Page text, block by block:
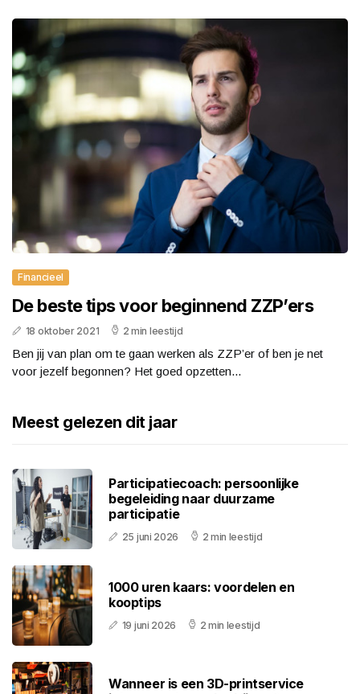
Financieel
De beste tips voor beginnend ZZP’ers
18 oktober 2021 2 min leestijd
Ben jij van plan om te gaan werken als ZZP’er of ben je net
voor jezelf begonnen? Het goed opzetten...
Meest gelezen dit jaar
Participatiecoach: persoonlijke
begeleiding naar duurzame
participatie
25 juni 2026 2 min leestijd
1000 uren kaars: voordelen en
kooptips
19 juni 2026 2 min leestijd
Wanneer is een 3D-printservice